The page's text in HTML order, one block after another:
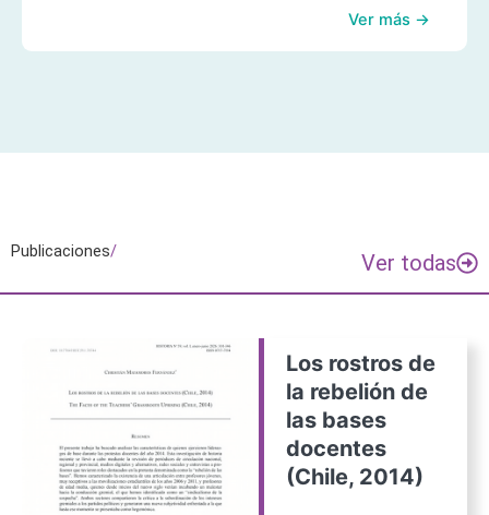
Ver más →
Publicaciones/ Ver todas
Los rostros de
la rebelión de
las bases
docentes
(Chile, 2014)